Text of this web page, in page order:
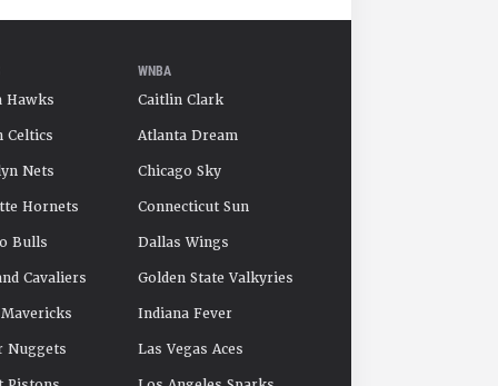
Hawks
Celtics
Nets
Hornets
Bulls
Cavaliers
Nuggets
WNBA
Caitlin Clark
Atlanta Dream
Chicago Sky
Connecticut Sun
Dallas Wings
Golden State Valkyries
Indiana Fever
Las Vegas Aces